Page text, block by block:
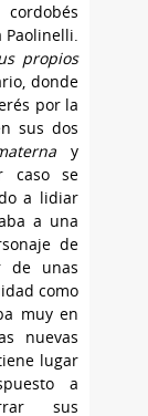
Paolinelli.
propios
donde
por la
sus dos
y
caso se
a lidiar
a una
de
de unas
como
muy en
nuevas
lugar
a
sus